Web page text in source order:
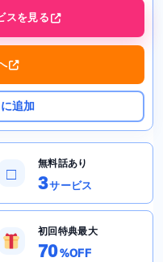
スを見る
追加
□
無料話あり
3サービス
初回特典最大
70%OFF